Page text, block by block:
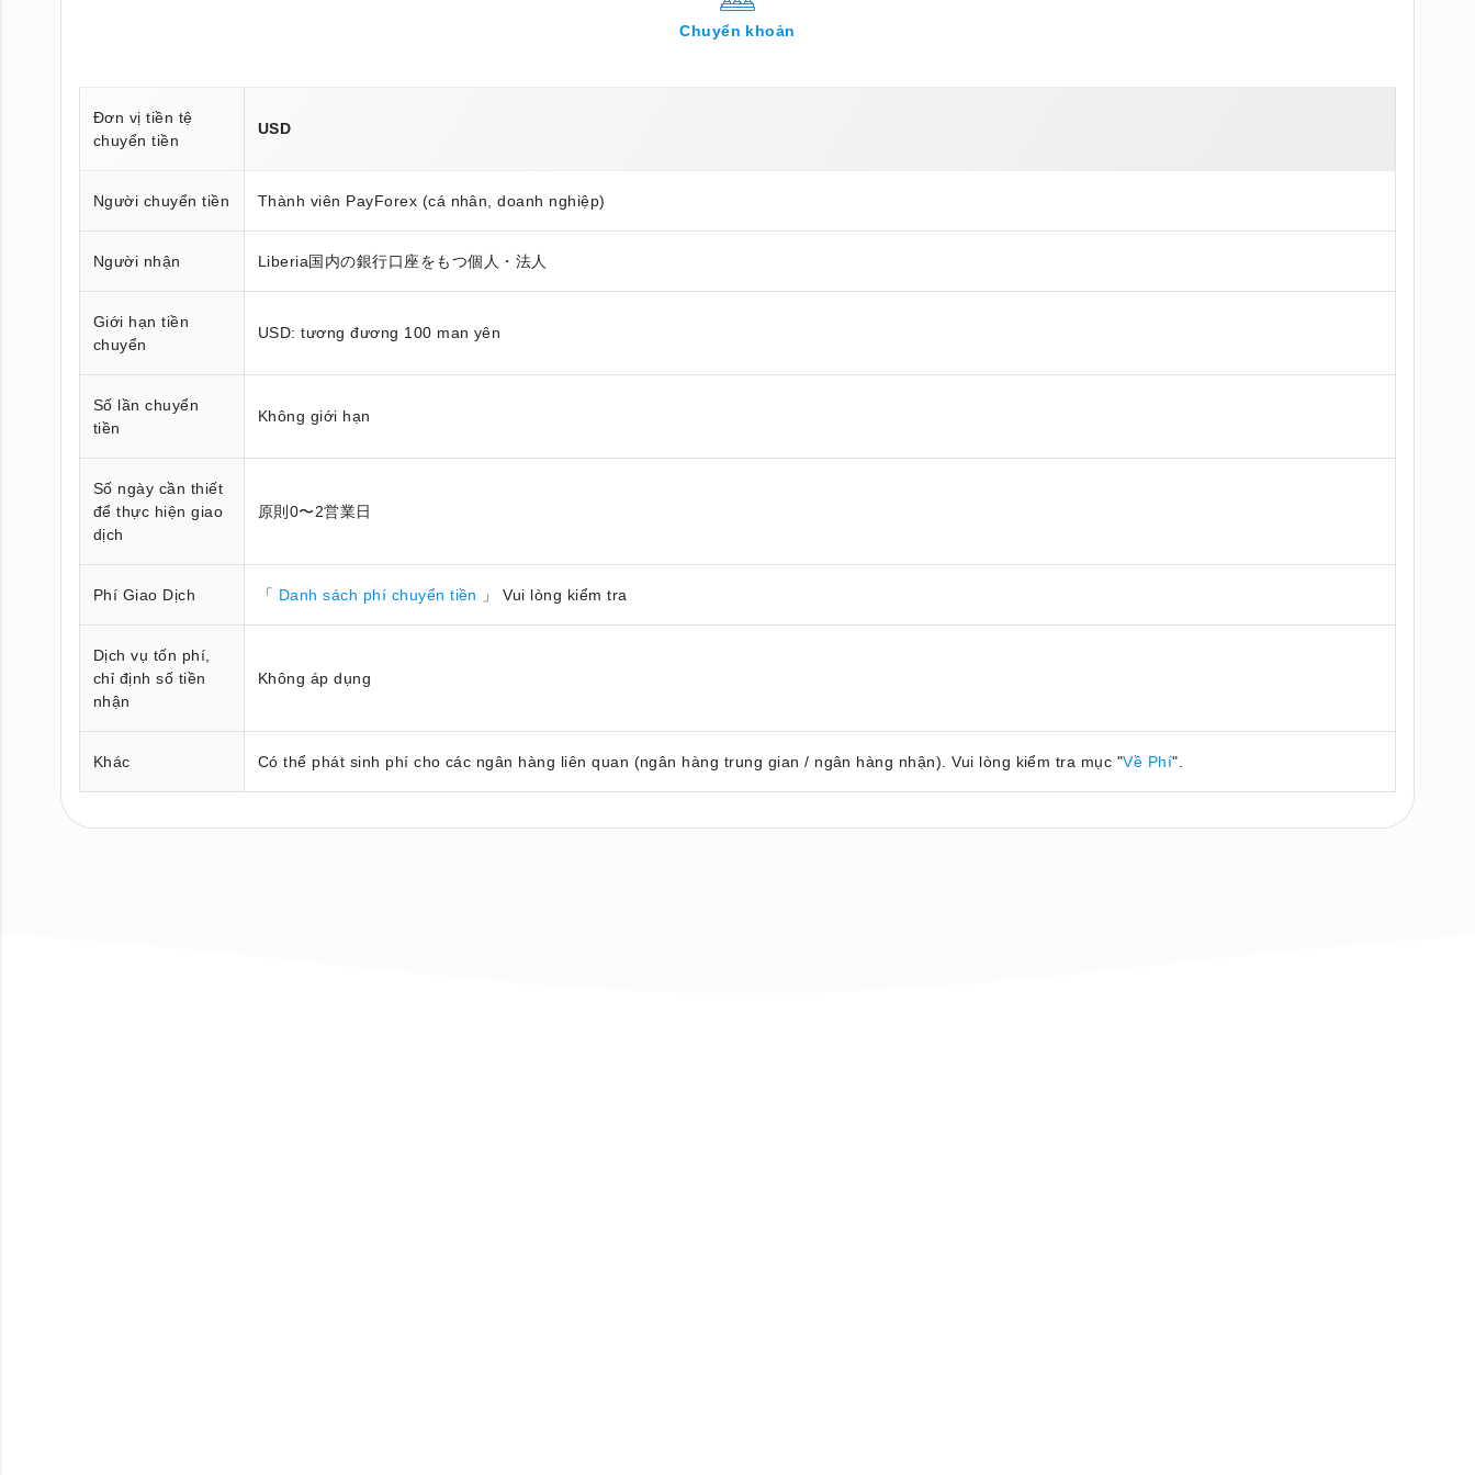
Chuyển khoản
Đơn vị tiền tệ
chuyển tiền
USD
Người chuyển tiền Thành viên PayForex (cá nhân, doanh nghiệp)
Người nhận Liberia国内の銀行口座をもつ個人・法人
Giới hạn tiền
chuyển
USD: tương đương 100 man yên
Số lần chuyển
tiền
Không giới hạn
Số ngày cần thiết
để thực hiện giao
dịch
原則0〜2営業日
Phí Giao Dịch 「 Danh sách phí chuyển tiền 」 Vui lòng kiểm tra
Dịch vụ tốn phí,
chỉ định số tiền
nhận
Không áp dụng
Khác Có thể phát sinh phí cho các ngân hàng liên quan (ngân hàng trung gian / ngân hàng nhận). Vui lòng kiểm tra mục "Về Phí".